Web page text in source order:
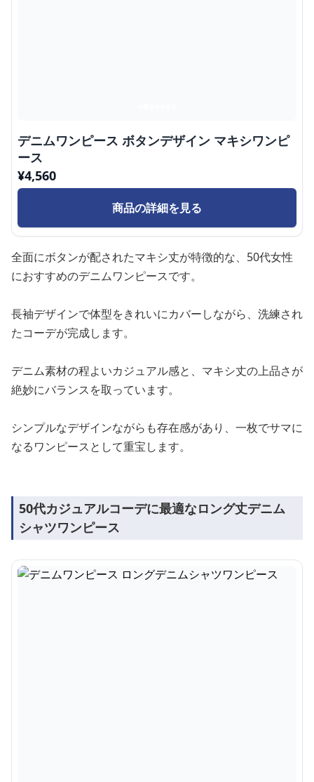
デニムワンピース ボタンデザイン マキシワンピ
ース
¥4,560
商品の詳細を見る
全面にボタンが配されたマキシ丈が特徴的な、50代女性
におすすめのデニムワンピースです。
長袖デザインで体型をきれいにカバーしながら、洗練され
たコーデが完成します。
デニム素材の程よいカジュアル感と、マキシ丈の上品さが
絶妙にバランスを取っています。
シンプルなデザインながらも存在感があり、一枚でサマに
なるワンピースとして重宝します。
50代カジュアルコーデに最適なロング丈デニム
シャツワンピース